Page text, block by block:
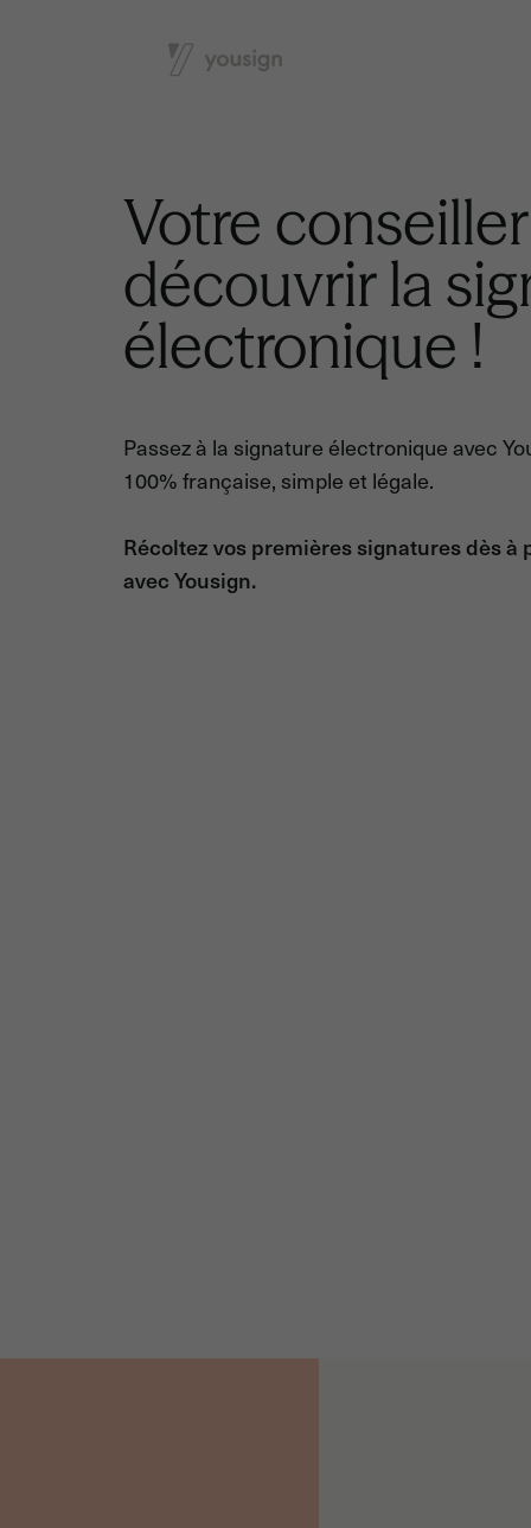
Votre
découvrir la
électronique !
Passez à la signature électronique avec
100% française, simple et légale.
Récoltez vos premières signatures dès
avec Yousign.